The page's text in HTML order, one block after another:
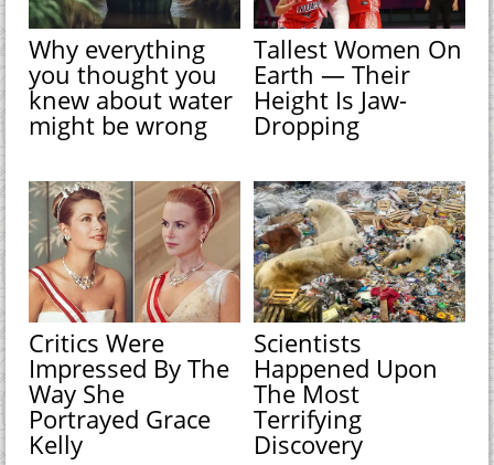
Why everything
you thought you
knew about water
might be wrong
Tallest Women On
Earth — Their
Height Is Jaw-
Dropping
Critics Were
Impressed By The
Way She
Portrayed Grace
Kelly
Scientists
Happened Upon
The Most
Terrifying
Discovery